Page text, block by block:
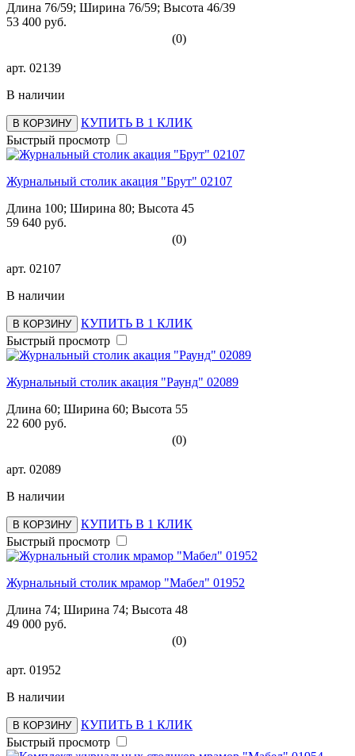
Длина 76/59; Ширина 76/59; Высота 46/39
53 400 руб.
(0)
арт. 02139
В наличии
В КОРЗИНУ
КУПИТЬ В 1 КЛИК
Быстрый просмотр
Журнальный столик акация "Брут" 02107
Длина 100; Ширина 80; Высота 45
59 640 руб.
(0)
арт. 02107
В наличии
В КОРЗИНУ
КУПИТЬ В 1 КЛИК
Быстрый просмотр
Журнальный столик акация "Раунд" 02089
Длина 60; Ширина 60; Высота 55
22 600 руб.
(0)
арт. 02089
В наличии
В КОРЗИНУ
КУПИТЬ В 1 КЛИК
Быстрый просмотр
Журнальный столик мрамор "Мабел" 01952
Длина 74; Ширина 74; Высота 48
49 000 руб.
(0)
арт. 01952
В наличии
В КОРЗИНУ
КУПИТЬ В 1 КЛИК
Быстрый просмотр